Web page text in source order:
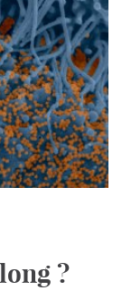
?